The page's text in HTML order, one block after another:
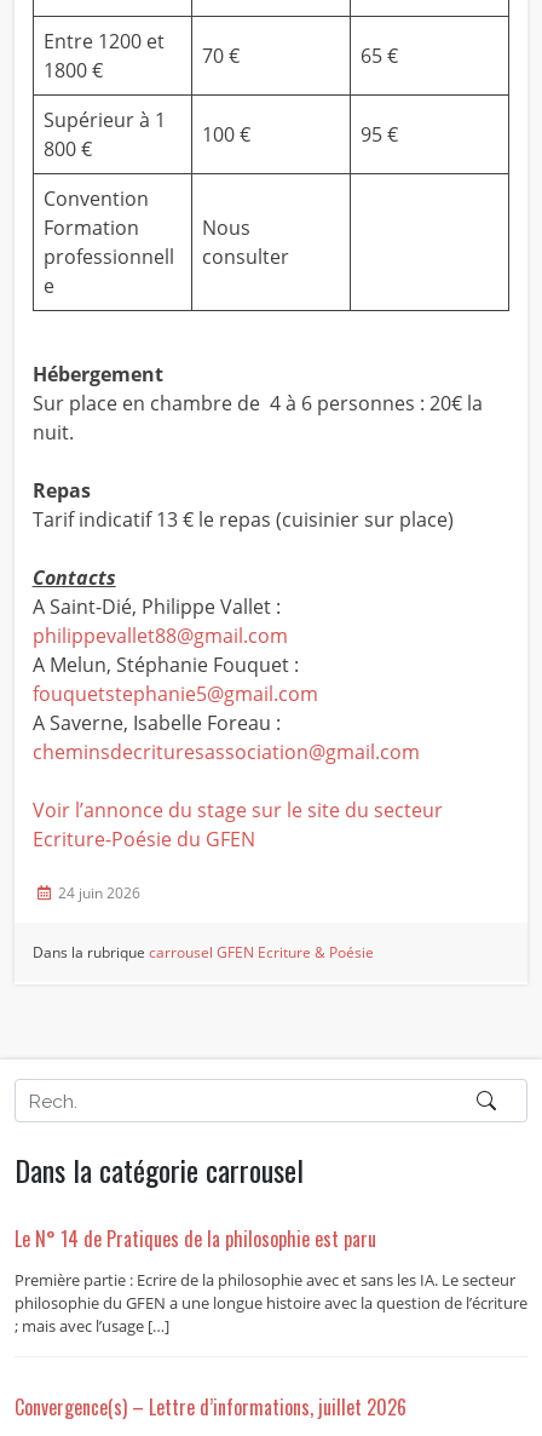
Entre 1200 et
1800 €
70 € 65 €
Supérieur à 1
800 €
100 € 95 €
Convention
Formation
professionnell
e
Nous
consulter
Hébergement
Sur place en chambre de 4 à 6 personnes : 20€ la
nuit.
Repas
Tarif indicatif 13 € le repas (cuisinier sur place)
Contacts
A Saint-Dié, Philippe Vallet :
philippevallet88@gmail.com
A Melun, Stéphanie Fouquet :
fouquetstephanie5@gmail.com
A Saverne, Isabelle Foreau :
cheminsdecrituresassociation@gmail.com
Voir l’annonce du stage sur le site du secteur
Ecriture-Poésie du GFEN
24 juin 2026
Dans la rubriquecarrousel GFEN Ecriture & Poésie
Dans la catégorie carrousel
Le N° 14 de Pratiques de la philosophie est paru
Première partie : Ecrire de la philosophie avec et sans les IA. Le secteur
philosophie du GFEN a une longue histoire avec la question de l’écriture
; mais avec l’usage […]
Convergence(s) – Lettre d’informations, juillet 2026